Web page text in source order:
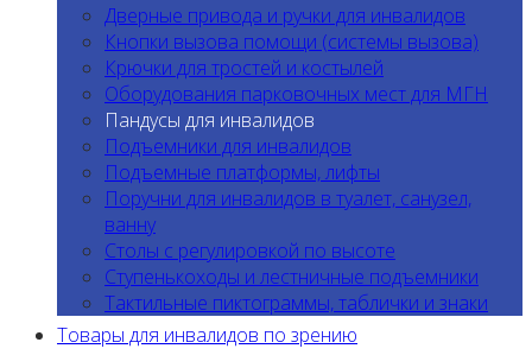
Дверные привода и ручки для инвалидов
Кнопки вызова помощи (системы вызова)
Крючки для тростей и костылей
Оборудования парковочных мест для МГН
Пандусы для инвалидов
Подъемники для инвалидов
Подъемные платформы, лифты
Поручни для инвалидов в туалет, санузел,
ванну
Столы с регулировкой по высоте
Ступенькоходы и лестничные подъемники
Тактильные пиктограммы, таблички и знаки
Товары для инвалидов по зрению